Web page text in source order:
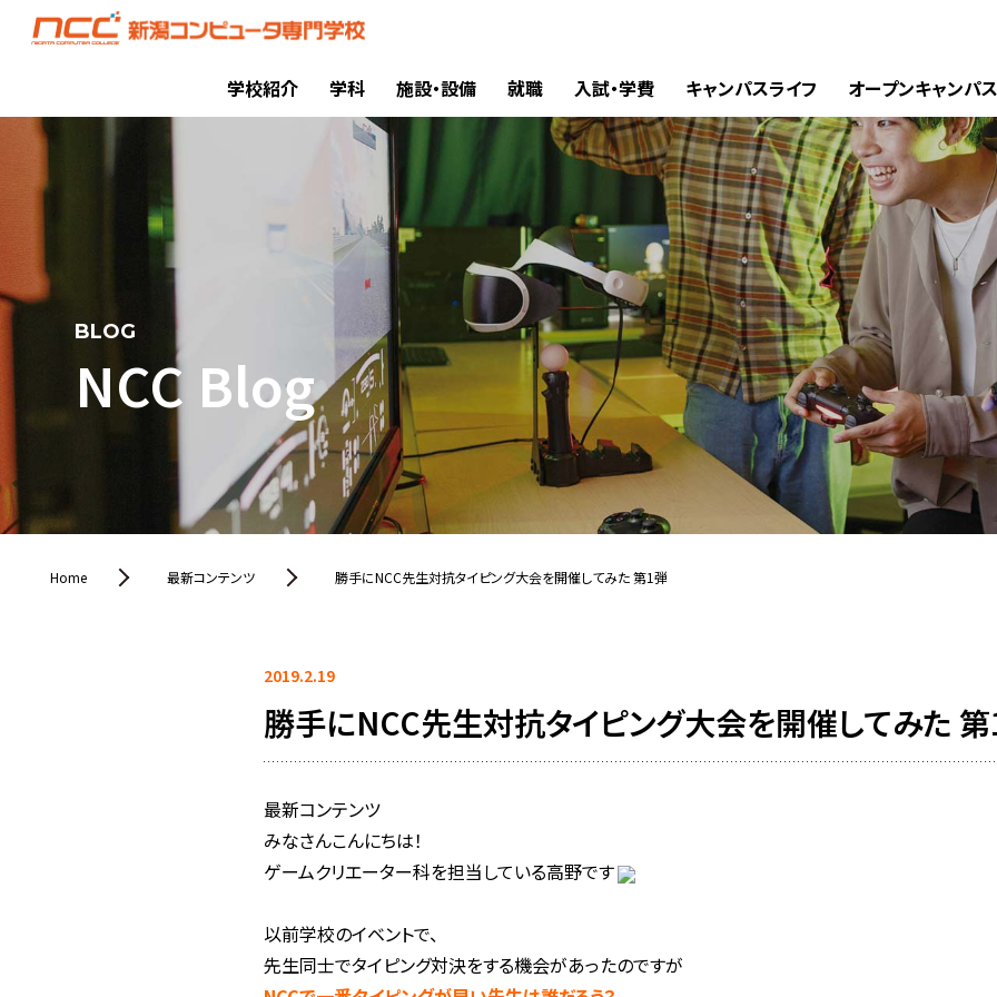
学校紹介 学科 施設・設備 就職 入試・学費 キャンパスライフ オープンキャンパス
BLOG
NCC Blog
Home 最新コンテンツ 勝手にNCC先生対抗タイピング大会を開催してみた 第1弾
2019.2.19
勝手にNCC先生対抗タイピング大会を開催してみた
最新コンテンツ
みなさんこんにちは！
ゲームクリエーター科を担当している高野です
以前学校のイベントで、
先生同士でタイピング対決をする機会があったのですが